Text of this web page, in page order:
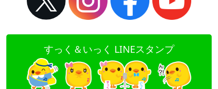
すっく＆いっく LINEスタンプ